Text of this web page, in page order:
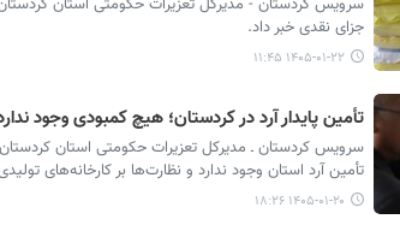
جزای نقدی خبر داد.
۱۴۰۵-۰۱-۲۲ ۱۱:۴۵
تأمین پایدار آرد در کردستان؛ هیچ کمبودی وجود
سرویس کردستان ـ مدیرکل تعزیرات حکومتی استان
تأمین آرد استان وجود ندارد و نظارت‌ها بر کارخانه‌های
۱۴۰۵-۰۱-۲۰ ۱۸:۲۶